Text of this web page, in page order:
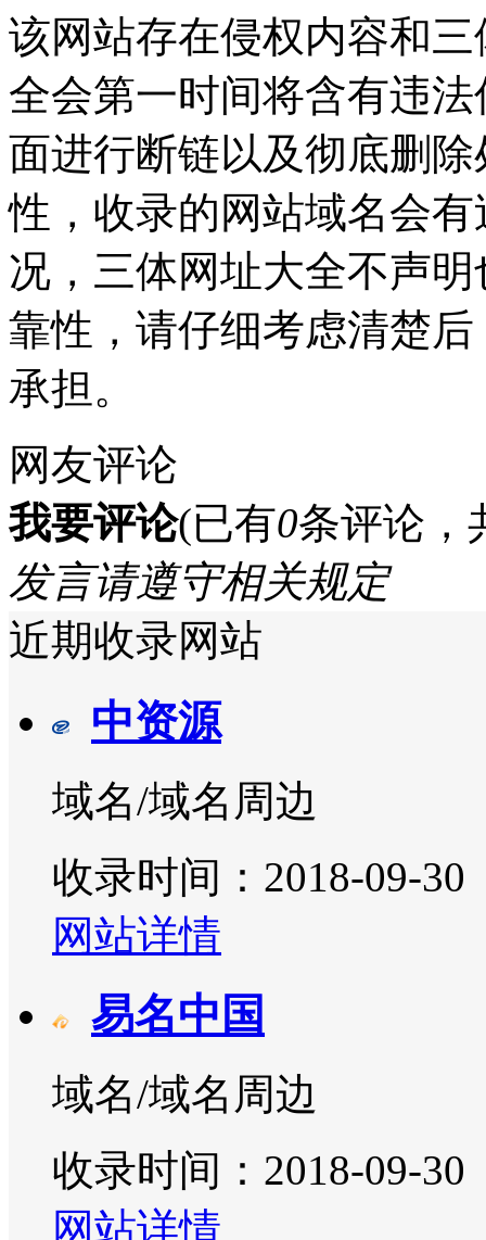
该网站存在侵权内容和
全会第一时间将含有违
面进行断链以及彻底删
性，收录的网站域名会
况，三体网址大全不声
靠性，请仔细考虑清楚
承担。
网友评论
我要评论(已有0条评论，
发言请遵守相关规定
近期收录网站
中资源
域名/域名周边
收录时间：2018-09-30
网站详情
易名中国
域名/域名周边
收录时间：2018-09-30
网站详情